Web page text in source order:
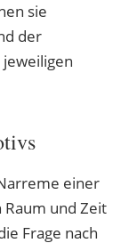
sie
der
einer
Raum und Zeit
Frage nach